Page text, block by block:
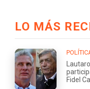
LO MÁS
Fidel